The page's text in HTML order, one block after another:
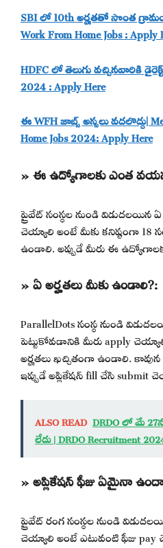
SBI లో 10th అర్హతతో సొంత
Work From Home Jobs : Apply
HDFC లో తెలుగు వచ్చినవారికి
2024 : Apply Here
ఈ WFH జాబ్స్ అస్సలు వదలొద్దు|
Home Jobs 2024: Apply Here
» ఈ ఉద్యోగాలకు ఎంత
ప్రైవేట్ సంస్థల నుండి
చెయ్యాలి అంటే మీకు కనిష్టంగా 18
ఉండాలి. అప్పుడే మీరు ఈ
» ఏ అర్హతలు మీకు ఉండాలి?:
ParallelDots సంస్థ నుండి
పెట్టుకోవడానికి మీరు apply
అర్హతలు ఖచ్చితంగా ఉండాలి.
ఇప్పుడే అప్లికేషన్ fill చేసి submit
ALSO READ DRDO లో మే
లేదు | DRDO Recruitment
» అప్లికేషన్ ఫీజు ఏమైనా
ప్రైవేట్ రంగ సంస్థల నుండి
చెయ్యాలి అంటే ఎటువంటి ఫీజు pay